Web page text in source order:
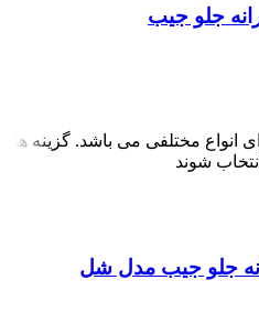
انواع مختلفی می باشد. گزینه ها
شوند